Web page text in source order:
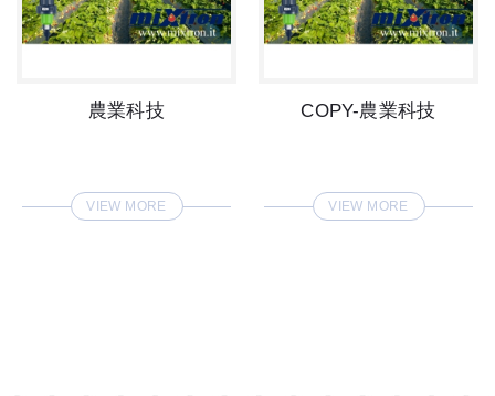
農業科技
VIEW MORE
COPY-農業科技
VIEW MORE